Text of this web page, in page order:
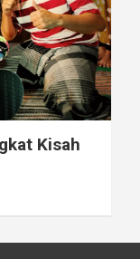
Kisah